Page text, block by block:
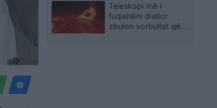
Teleskopi më i
fuqishëm diellor
zbulon vorbullat që